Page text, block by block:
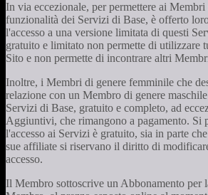
In via eccezionale, per permettere ai
funzionalità dei Servizi di Base, è offerto
l'accesso a una versione limitata di questi
gratuito e limitato non permette di utilizzare
Sito e non permette di incontrare altri
Inoltre, i Membri di genere femminile che
relazione con un Membro di genere
Servizi di Base, gratuito e completo, ad
Aggiuntivi, che rimangono a pagamento. Si
l'accesso ai Servizi è gratuito, sia in parte
sue affiliate si riservano il diritto di
accesso.
Il Membro sottoscrive un Abbonamento per